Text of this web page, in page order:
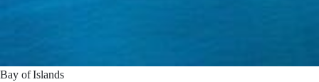
Bay of Islands